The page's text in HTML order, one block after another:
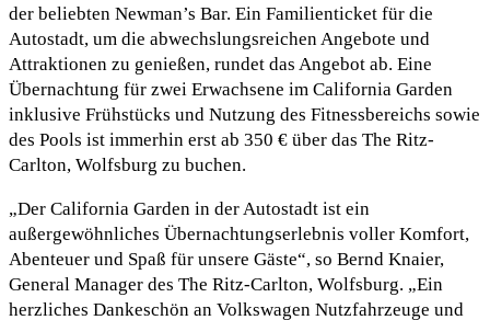
der beliebten Newman’s Bar. Ein Familienticket für die
Autostadt, um die abwechslungsreichen Angebote und
Attraktionen zu genießen, rundet das Angebot ab. Eine
Übernachtung für zwei Erwachsene im California Garden
inklusive Frühstücks und Nutzung des Fitnessbereichs sowie
des Pools ist immerhin erst ab 350 € über das The Ritz-
Carlton, Wolfsburg zu buchen.
„Der California Garden in der Autostadt ist ein
außergewöhnliches Übernachtungserlebnis voller Komfort,
Abenteuer und Spaß für unsere Gäste“, so Bernd Knaier,
General Manager des The Ritz-Carlton, Wolfsburg. „Ein
herzliches Dankeschön an Volkswagen Nutzfahrzeuge und